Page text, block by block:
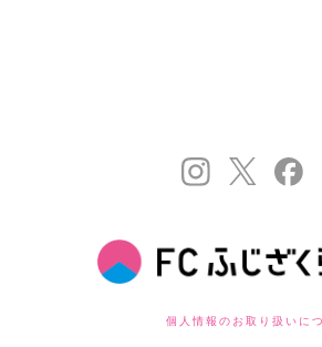
個人情報のお取り扱いに